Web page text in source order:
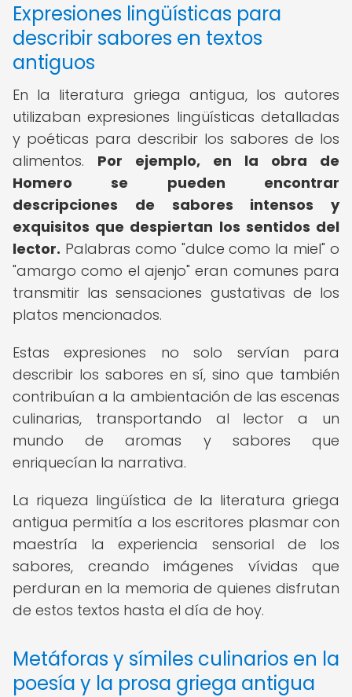
Expresiones lingüísticas para
describir sabores en textos
antiguos
En la literatura griega antigua, los autores
utilizaban expresiones lingüísticas detalladas
y poéticas para describir los sabores de los
alimentos. Por ejemplo, en la obra de
Homero se pueden encontrar
descripciones de sabores intensos y
exquisitos que despiertan los sentidos del
lector. Palabras como "dulce como la miel" o
"amargo como el ajenjo" eran comunes para
transmitir las sensaciones gustativas de los
platos mencionados.
Estas expresiones no solo servían para
describir los sabores en sí, sino que también
contribuían a la ambientación de las escenas
culinarias, transportando al lector a un
mundo de aromas y sabores que
enriquecían la narrativa.
La riqueza lingüística de la literatura griega
antigua permitía a los escritores plasmar con
maestría la experiencia sensorial de los
sabores, creando imágenes vívidas que
perduran en la memoria de quienes disfrutan
de estos textos hasta el día de hoy.
Metáforas y símiles culinarios en la
poesía y la prosa griega antigua